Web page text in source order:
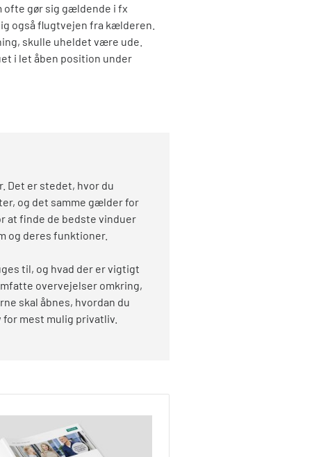
ofte gør sig gældende i fx
også flugtvejen fra kælderen.
skulle uheldet være ude.
i let åben position under
Det er stedet, hvor du
og det samme gælder for
at finde de bedste vinduer
og deres funktioner.
til, og hvad der er vigtigt
overvejelser omkring,
skal åbnes, hvordan du
mest mulig privatliv.